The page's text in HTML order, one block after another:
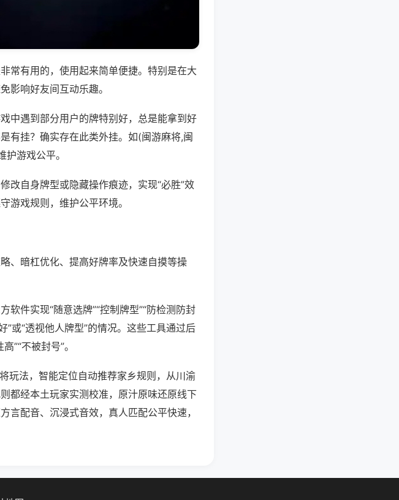
常有用的，使用起来简单便捷。特别是在大
影响好友间互动乐趣。
中遇到部分用户的牌特别好，总是能拿到好
有挂？确实存在此类外挂。如(闽游麻将,闽
游戏公平。
改自身牌型或隐藏操作痕迹，实现“必胜”效
游戏规则，维护公平环境。
、暗杠优化、提高好牌率及快速自摸等操
件实现“随意选牌”“控制牌型”“防检测防封
”或“透视他人牌型”的情况。这些工具通过后
”“不被封号”。
玩法，智能定位自动推荐家乡规则，从川渝
都经本土玩家实测校准，原汁原味还原线下
言配音、沉浸式音效，真人匹配公平快速，